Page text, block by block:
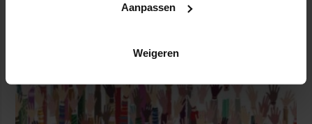
Aanpassen
Weigeren